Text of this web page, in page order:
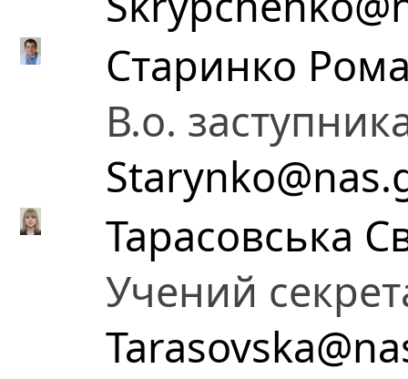
Старинко
В.о.
Тарасовська
Учений